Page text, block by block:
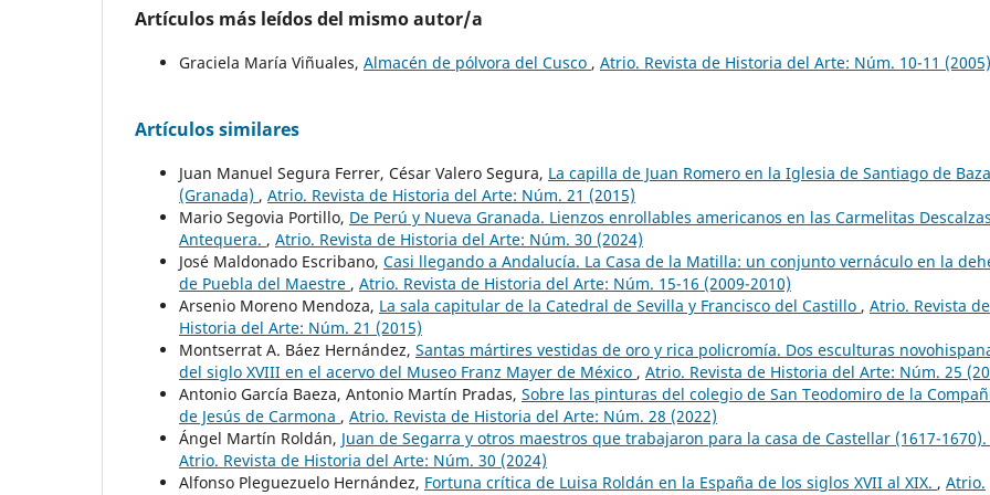
Artículos más leídos del mismo autor/a
Graciela María Viñuales, Almacén de pólvora del Cusco , Atrio. Revista de Historia del Arte: Núm. 10-11 (2005)
Artículos similares
Juan Manuel Segura Ferrer, César Valero Segura, La capilla de Juan Romero en la Iglesia de Santiago de Baza
(Granada) , Atrio. Revista de Historia del Arte: Núm. 21 (2015)
Mario Segovia Portillo, De Perú y Nueva Granada. Lienzos enrollables americanos en las Carmelitas
Antequera. , Atrio. Revista de Historia del Arte: Núm. 30 (2024)
José Maldonado Escribano, Casi llegando a Andalucía. La Casa de la Matilla: un conjunto vernáculo en la
de Puebla del Maestre , Atrio. Revista de Historia del Arte: Núm. 15-16 (2009-2010)
Arsenio Moreno Mendoza, La sala capitular de la Catedral de Sevilla y Francisco del Castillo , Atrio. Revista de
Historia del Arte: Núm. 21 (2015)
Montserrat A. Báez Hernández, Santas mártires vestidas de oro y rica policromía. Dos esculturas
del siglo XVIII en el acervo del Museo Franz Mayer de México , Atrio. Revista de Historia del Arte: Núm. 25
Antonio García Baeza, Antonio Martín Pradas, Sobre las pinturas del colegio de San Teodomiro de la
de Jesús de Carmona , Atrio. Revista de Historia del Arte: Núm. 28 (2022)
Ángel Martín Roldán, Juan de Segarra y otros maestros que trabajaron para la casa de Castellar (1617-1670).
Atrio. Revista de Historia del Arte: Núm. 30 (2024)
Alfonso Pleguezuelo Hernández, Fortuna crítica de Luisa Roldán en la España de los siglos XVII al XIX. , Atrio.